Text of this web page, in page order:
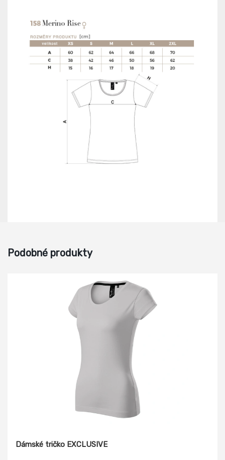
Podobné produkty
Dámské tričko EXCLUSIVE